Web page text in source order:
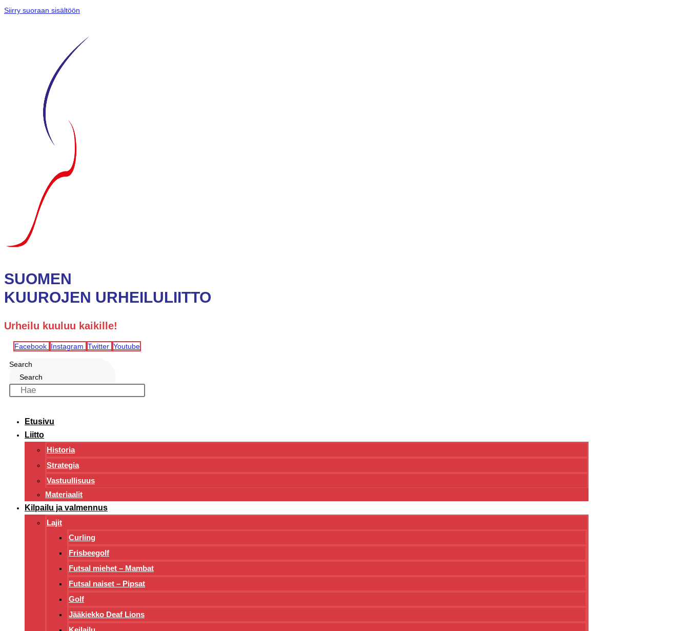
Siirry suoraan sisältöön
SUOMEN
KUUROJEN URHEILULIITTO
Urheilu kuuluu kaikille!
Facebook Instagram Twitter Youtube
Search
Search
Etusivu
Liitto
Historia
Strategia
Vastuullisuus
Materiaalit
Kilpailu ja valmennus
Lajit
Curling
Frisbeegolf
Futsal miehet – Mambat
Futsal naiset – Pipsat
Golf
Jääkiekko Deaf Lions